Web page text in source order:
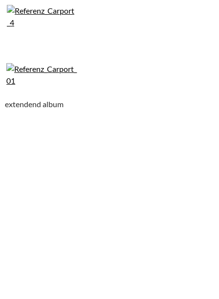
extendend album